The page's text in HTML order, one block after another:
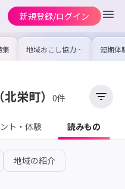
新規登録/ログイン
集 地域おこし協力隊
の求人やイベント
を集めました！仕
けよう
短期体
り〜数
域を知
（北栄町） 0件
ト・体験 読みもの
地域の紹介